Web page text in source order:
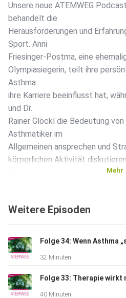
Unsere neue ATEMWEG
behandelt die
Herausforderungen und
Sport. Anni
Friesinger-Postma, eine
Olympiasiegerin, teilt ihre
Asthma
ihre Karriere beeinflusst hat,
und Dr.
Rainer Glöckl die Bedeutung
Asthmatiker im
Allgemeinen ansprechen und
körperlichen Aktivität
Bewegung bei Asthma •
Unsere
Expert*innen: • Anni Friesinger,
deutschen
Eisschnellläuferinnen bei
und
Mehr
Weitere Episoden
32 Minuten
40 Minuten